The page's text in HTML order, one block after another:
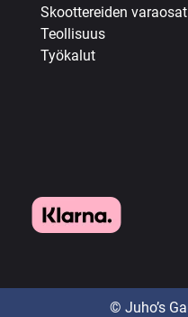
Skoottereiden varaosat
Teollisuus
Työkalut
© Juho’s